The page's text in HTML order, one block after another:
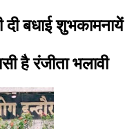
बधाई शुभकामनायें
है रंजीता भलावी